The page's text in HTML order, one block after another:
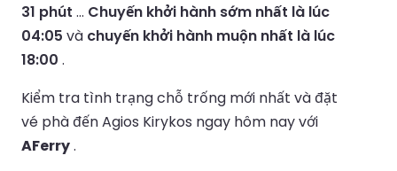
31 phút ... Chuyến khởi hành sớm nhất là lúc
04:05 và chuyến khởi hành muộn nhất là lúc
18:00 .
Kiểm tra tình trạng chỗ trống mới nhất và đặt
vé phà đến Agios Kirykos ngay hôm nay với
AFerry.